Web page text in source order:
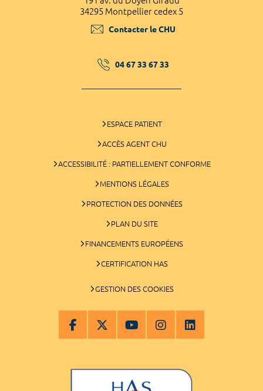
34295 Montpellier cedex 5
Contacter le CHU
04 67 33 67 33
ESPACE PATIENT
ACCÈS AGENT CHU
ACCESSIBILITÉ : PARTIELLEMENT CONFORME
MENTIONS LÉGALES
PROTECTION DES DONNÉES
PLAN DU SITE
FINANCEMENTS EUROPÉENS
CERTIFICATION HAS
GESTION DES COOKIES